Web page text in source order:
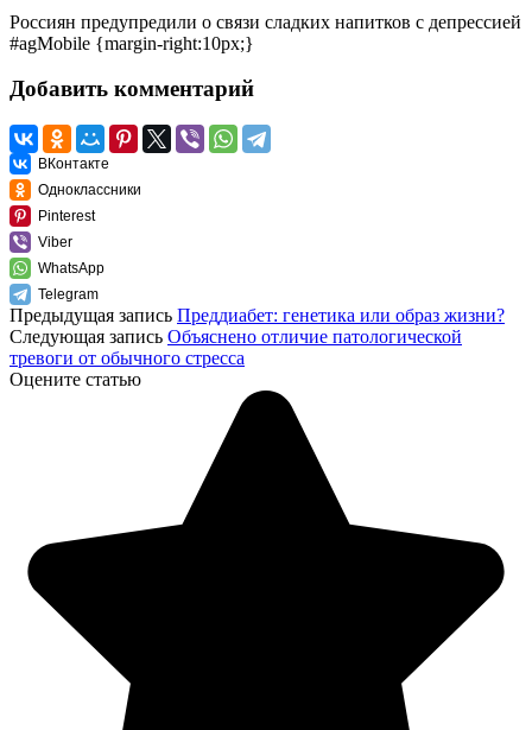
Россиян предупредили о связи сладких напитков с депрессией
#agMobile {margin-right:10px;}
Добавить комментарий
ВКонтакте
Одноклассники
Pinterest
Viber
WhatsApp
Telegram
Предыдущая запись Преддиабет: генетика или образ жизни?
Следующая запись Объяснено отличие патологической
тревоги от обычного стресса
Оцените статью